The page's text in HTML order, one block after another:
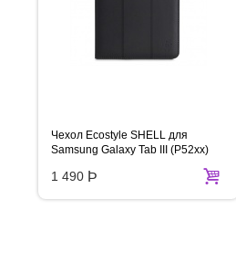
Чехол Ecostyle SHELL для
Samsung Galaxy Tab III (P52xx)
1 490 Þ